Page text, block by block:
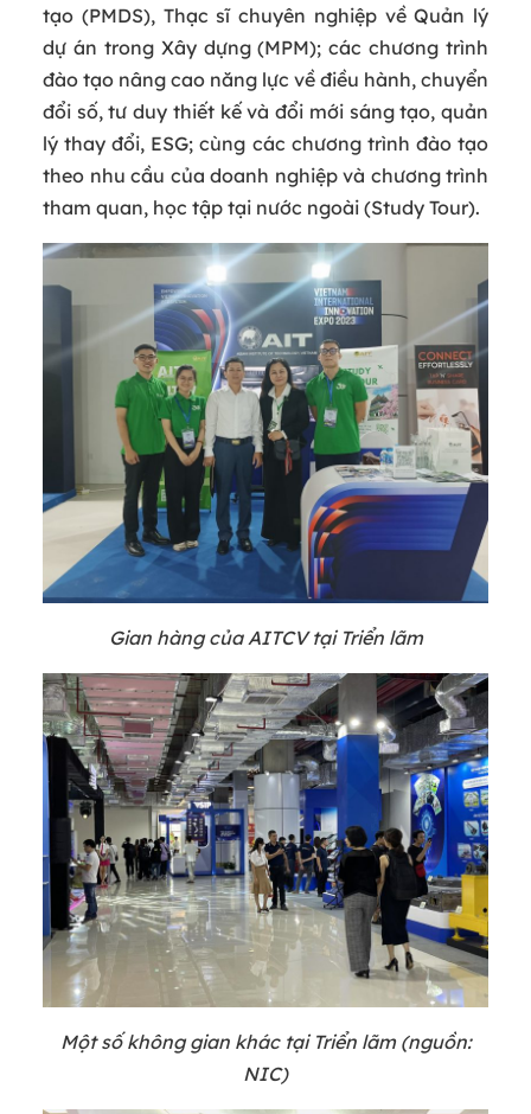
tạo (PMDS), Thạc sĩ chuyên nghiệp về Quản lý
dự án trong Xây dựng (MPM); các chương trình
đào tạo nâng cao năng lực về điều hành, chuyển
đổi số, tư duy thiết kế và đổi mới sáng tạo, quản
lý thay đổi, ESG; cùng các chương trình đào tạo
theo nhu cầu của doanh nghiệp và chương trình
tham quan, học tập tại nước ngoài (Study Tour).
Gian hàng của AITCV tại Triển lãm
Một số không gian khác tại Triển lãm (nguồn:
NIC)